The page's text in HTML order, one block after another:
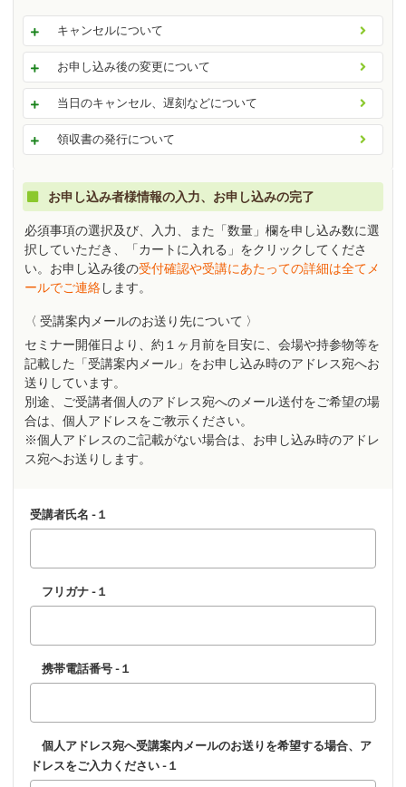
キャンセルについて
お申し込み後の変更について
当日のキャンセル、遅刻などについて
領収書の発行について
お申し込み者様情報の入力、お申し込みの完了
必須事項の選択及び、入力、また「数量」欄を申し込み数に選
択していただき、「カートに入れる」をクリックしてくださ
い。お申し込み後の受付確認や受講にあたっての詳細は全てメ
ールでご連絡します。
〈 受講案内メールのお送り先について 〉
セミナー開催日より、約１ヶ月前を目安に、会場や持参物等を
記載した「受講案内メール」をお申し込み時のアドレス宛へお
送りしています。
別途、ご受講者個人のアドレス宛へのメール送付をご希望の場
合は、個人アドレスをご教示ください。
※個人アドレスのご記載がない場合は、お申し込み時のアドレ
ス宛へお送りします。
受講者氏名 -１
フリガナ -１
携帯電話番号 -１
個人アドレス宛へ受講案内メールのお送りを希望する場合、ア
ドレスをご入力ください -１